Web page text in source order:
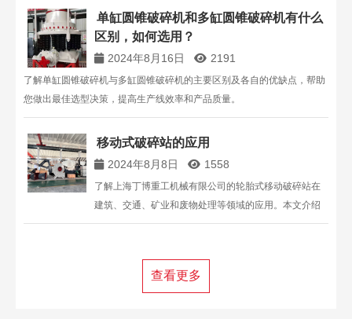
单缸圆锥破碎机和多缸圆锥破碎机有什么
区别，如何选用？
2024年8月16日 2191
了解单缸圆锥破碎机与多缸圆锥破碎机的主要区别及各自的优缺点，帮助
您做出最佳选型决策，提高生产线效率和产品质量。
移动式破碎站的应用
2024年8月8日 1558
了解上海丁博重工机械有限公司的轮胎式移动破碎站在
建筑、交通、矿业和废物处理等领域的应用。本文介绍
了其在全球的应用实例、优势及具体配置，为您提供高
查看更多